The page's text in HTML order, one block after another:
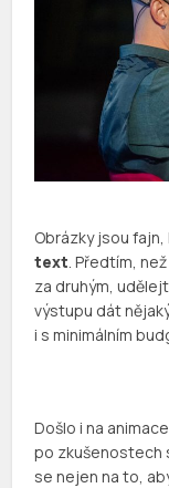
Obrázky jsou
text . Předtím,
za druhým,
výstupu dát
i s minimálním
Došlo i na
po zkušenostech
se nejen na to,